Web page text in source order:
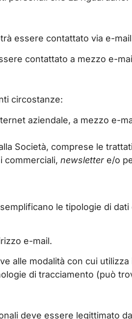
essere contattato via e-
contattato a mezzo e-
circostanze:
aziendale, a mezzo e-
Società, comprese le
commerciali, newslettere/o
le tipologie di
e-mail.
alle modalità con cui
di tracciamento (può
deve essere legittimato